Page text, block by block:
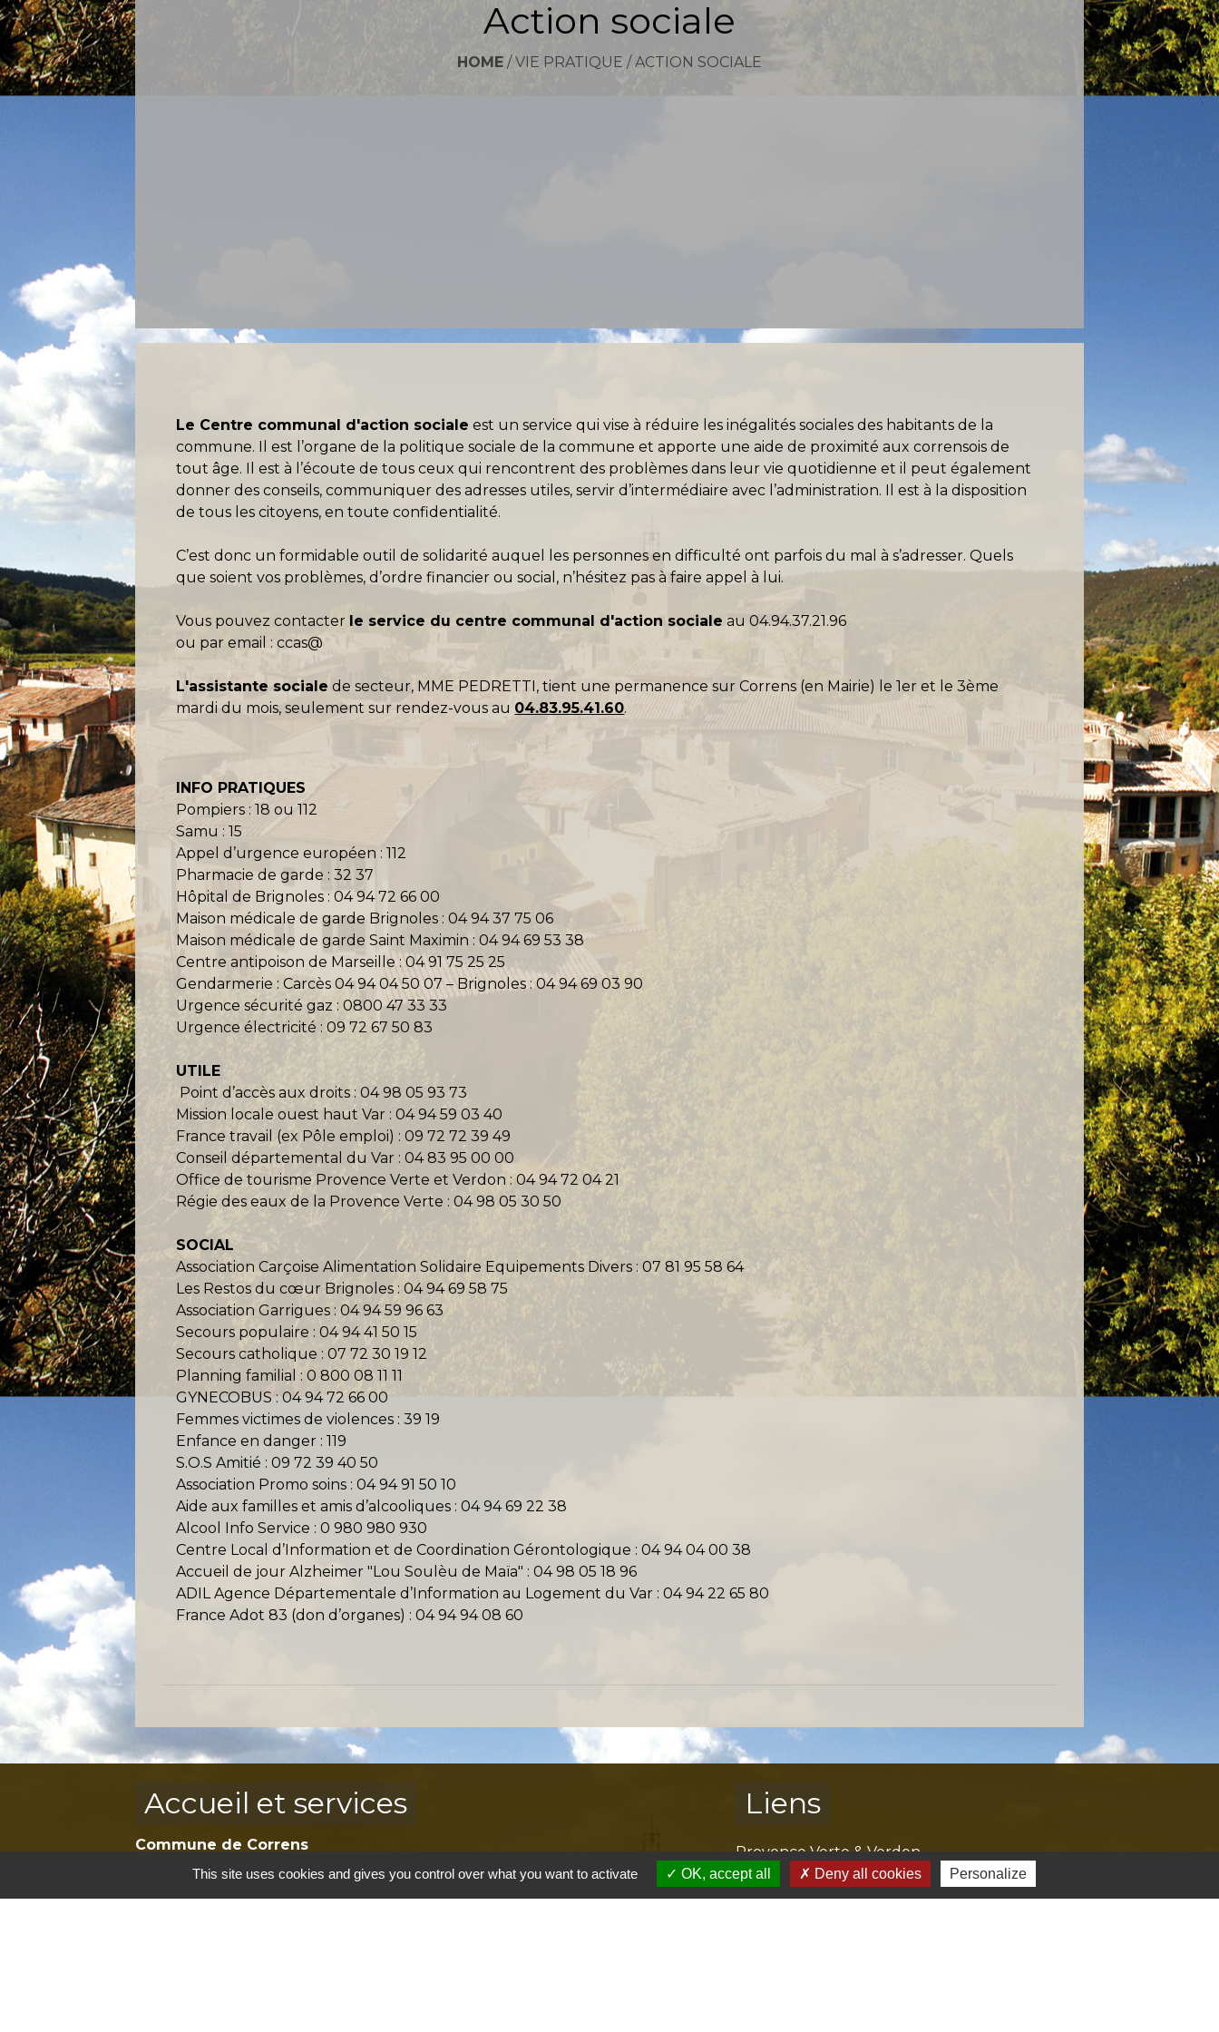
Action sociale
HOME /VIE PRATIQUE /ACTION SOCIALE
Le Centre communal d'action sociale est un service qui vise à réduire les inégalités sociales des habitants de la
commune. Il est l’organe de la politique sociale de la commune et apporte une aide de proximité aux corrensois de
tout âge. Il est à l’écoute de tous ceux qui rencontrent des problèmes dans leur vie quotidienne et il peut également
donner des conseils, communiquer des adresses utiles, servir d’intermédiaire avec l’administration. Il est à la disposition
de tous les citoyens, en toute confidentialité.
C’est donc un formidable outil de solidarité auquel les personnes en difficulté ont parfois du mal à s’adresser. Quels
que soient vos problèmes, d’ordre financier ou social, n’hésitez pas à faire appel à lui.
Vous pouvez contacter le service du centre communal d'action sociale au04.94.37.21.96
ou par email :ccas@
L'assistante sociale de secteur, MME PEDRETTI, tient une permanence sur Correns (en Mairie) le 1er et le 3ème
mardi du mois, seulement sur rendez-vous au 04.83.95.41.60.
INFO PRATIQUES
Pompiers : 18 ou 112
Samu : 15
Appel d’urgence européen : 112
Pharmacie de garde : 32 37
Hôpital de Brignoles : 04 94 72 66 00
Maison médicale de garde Brignoles : 04 94 37 75 06
Maison médicale de garde Saint Maximin : 04 94 69 53 38
Centre antipoison de Marseille : 04 91 75 25 25
Gendarmerie : Carcès 04 94 04 50 07 – Brignoles : 04 94 69 03 90
Urgence sécurité gaz : 0800 47 33 33
Urgence électricité : 09 72 67 50 83
UTILE
Point d’accès aux droits : 04 98 05 93 73
Mission locale ouest haut Var : 04 94 59 03 40
France travail (ex Pôle emploi) : 09 72 72 39 49
Conseil départemental du Var : 04 83 95 00 00
Office de tourisme Provence Verte et Verdon : 04 94 72 04 21
Régie des eaux de la Provence Verte : 04 98 05 30 50
SOCIAL
Association Carçoise Alimentation Solidaire Equipements Divers : 07 81 95 58 64
Les Restos du cœur Brignoles : 04 94 69 58 75
Association Garrigues : 04 94 59 96 63
Secours populaire : 04 94 41 50 15
Secours catholique : 07 72 30 19 12
Planning familial : 0 800 08 11 11
GYNECOBUS : 04 94 72 66 00
Femmes victimes de violences : 39 19
Enfance en danger : 119
S.O.S Amitié : 09 72 39 40 50
Association Promo soins : 04 94 91 50 10
Aide aux familles et amis d’alcooliques : 04 94 69 22 38
Alcool Info Service : 0 980 980 930
Centre Local d’Information et de Coordination Gérontologique : 04 94 04 00 38
Accueil de jour Alzheimer "Lou Soulèu de Maïa" : 04 98 05 18 96
ADIL Agence Départementale d’Information au Logement du Var : 04 94 22 65 80
France Adot 83 (don d’organes) : 04 94 94 08 60
Accueil et services
Commune de Correns
5, Place Général de Gaulle
Liens
Provence Verte & Verdon
Préfecture du Var
Réglementation de l'accès aux massifs forestiers
This site uses cookies and gives you control over what you want to activate OK, accept all Deny all cookies Personalize